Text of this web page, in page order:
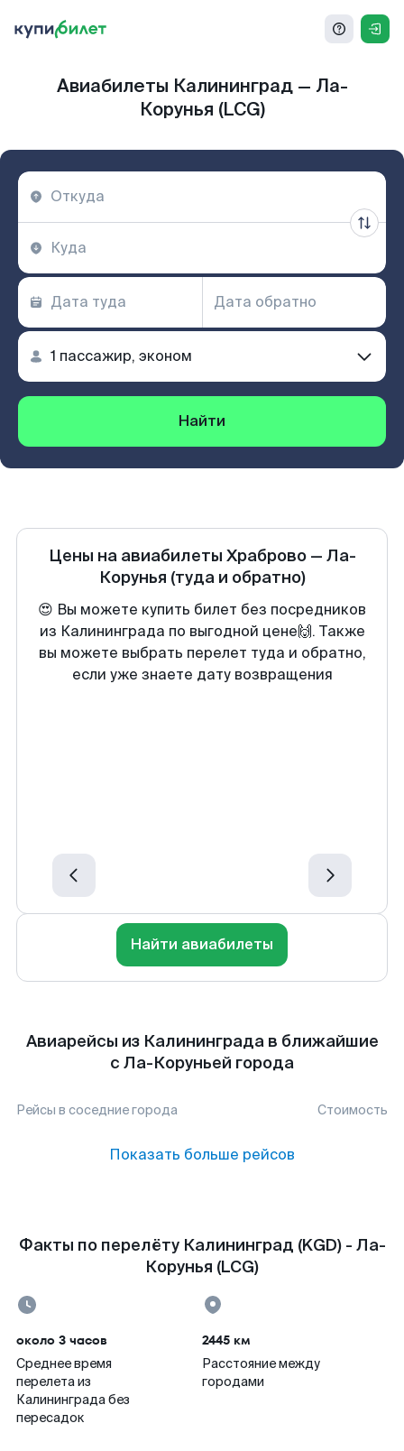
Авиабилеты Калининград — Ла-
Корунья (LCG)
Найти
Цены на авиабилеты Храброво— Ла-
Корунья (туда и обратно)
😍 Вы можете купить билет без посредников
из Калининграда по выгодной цене🙌. Также
вы можете выбрать перелет туда и обратно,
если уже знаете дату возвращения
Найти авиабилеты
Авиарейсы из Калининграда в ближайшие
с Ла-Коруньей города
Рейсы в соседние города Стоимость
Показать больше рейсов
Факты по перелёту Калининград (KGD) - Ла-
Корунья (LCG)
около 3 часов
Среднее время
перелета из
Калининграда без
пересадок
2445 км
Расстояние между
городами